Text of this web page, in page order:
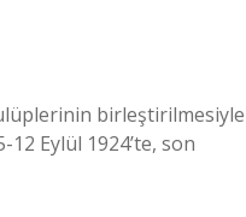
birleştirilmesiyle
Eylül 1924’te, son